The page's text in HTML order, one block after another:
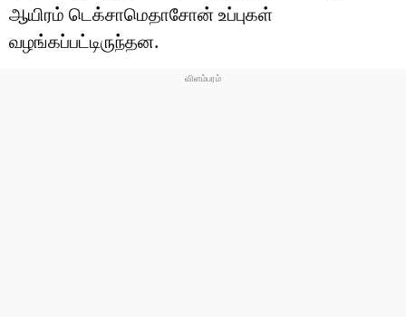
ஆயிரம் டெக்சாமெதாசோன் உப்புகள்
வழங்கப்பட்டிருந்தன.